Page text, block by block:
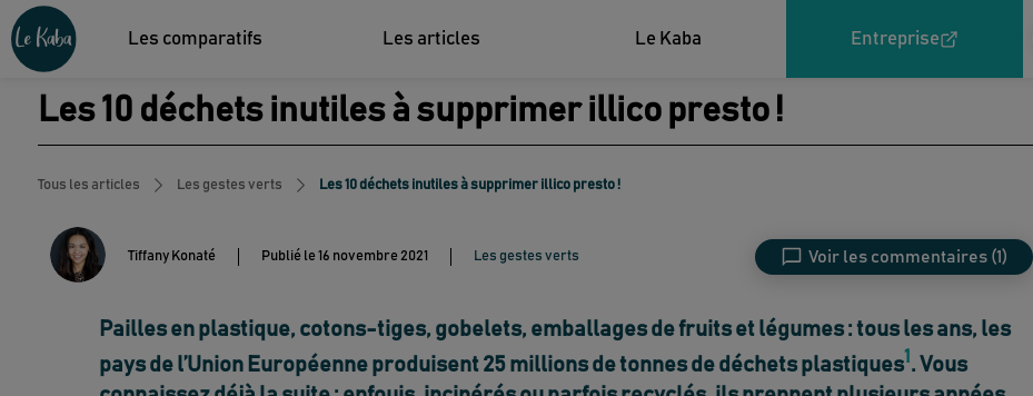
Les comparatifs Les articles Le Kaba Entreprise
Les 10 déchets inutiles à supprimer illico presto !
Tous les articles Les gestes verts Les 10 déchets inutiles à supprimer illico presto !
Tiffany Konaté Publié le16 novembre 2021 Les gestes verts Voir les commentaires (1)
Pailles en plastique, cotons-tiges, gobelets, emballages de fruits et légumes : tous les ans, les
pays de l’Union Européenne produisent 25 millions de tonnes de déchets plastiques1 . Vous